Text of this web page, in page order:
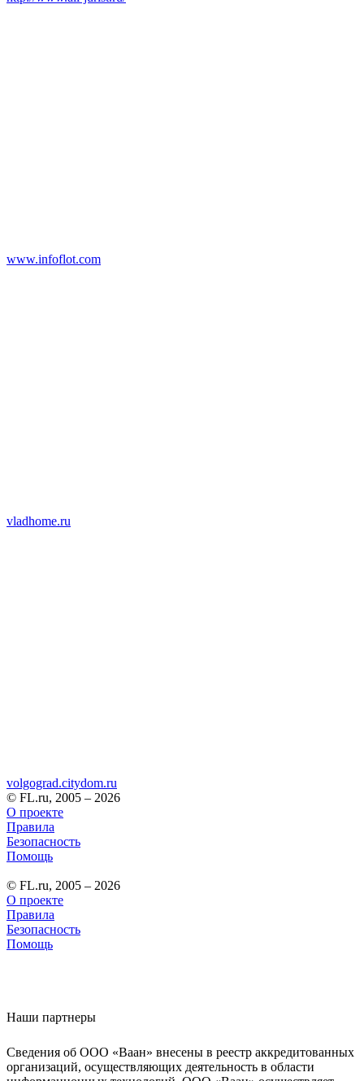
www.infoflot.com
vladhome.ru
volgograd.citydom.ru
© FL.ru, 2005 – 2026
О проекте
Правила
Безопасность
Помощь
© FL.ru, 2005 – 2026
О проекте
Правила
Безопасность
Помощь
Наши партнеры
Сведения об ООО «Ваан» внесены в реестр аккредитованных
организаций, осуществляющих деятельность в области